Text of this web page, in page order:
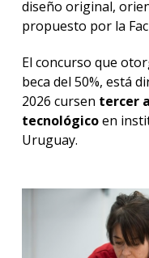
diseño original,
propuesto por la
El concurso que
beca del 50%, está
2026 cursen tercer
tecnológicoen
Uruguay.